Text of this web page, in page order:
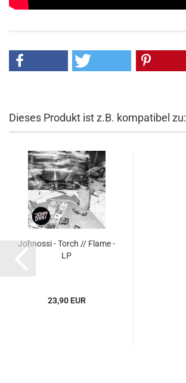
Dieses Produkt ist z.B. kompatibel zu:
Johnossi - Torch // Flame -
LP
23,90 EUR